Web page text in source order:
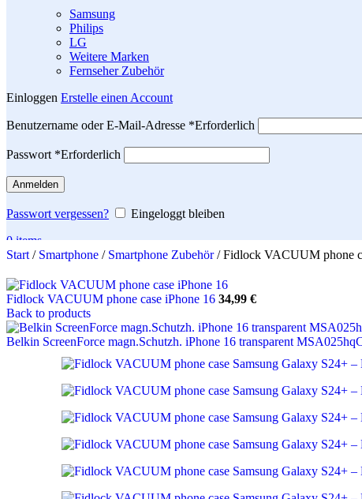
Samsung
Philips
LG
Weitere Marken
Fernseher Zubehör
Einloggen Erstelle einen Account
Benutzername oder E-Mail-Adresse *Erforderlich
Passwort *Erforderlich
Anmelden
Passwort vergessen?
Eingeloggt bleiben
0items
Search
Start / Smartphone / Smartphone Zubehör/ Fidlock VACUUM phone
Fidlock VACUUM phone case iPhone 16 34,99 €
Back to products
Belkin ScreenForce magn.Schutzh. iPhone 16 transparent